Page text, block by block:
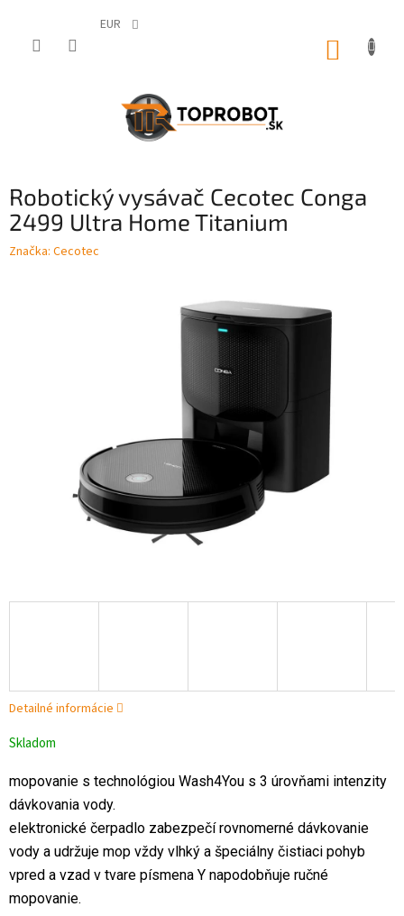
EUR
Robotický vysávač Cecotec Conga
2499 Ultra Home Titanium
Značka: Cecotec
Skladom
mopovanie s technológiou Wash4You s 3 úrovňami intenzity
dávkovania vody.
elektronické čerpadlo zabezpečí rovnomerné dávkovanie
vody a udržuje mop vždy vlhký a špeciálny čistiaci pohyb
vpred a vzad v tvare písmena Y napodobňuje ručné
mopovanie.
Detailné informácie